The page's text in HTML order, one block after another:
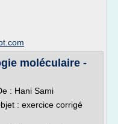
moléculaire -
: Hani Sami
: exercice corrigé